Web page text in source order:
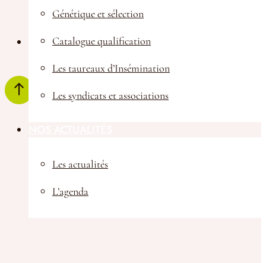
Génétique et sélection
Catalogue qualification
Les taureaux d’Insémination
Les syndicats et associations
Les actualités
L’agenda
Melissa Champeix : Apprentie ingénieur, en renfort